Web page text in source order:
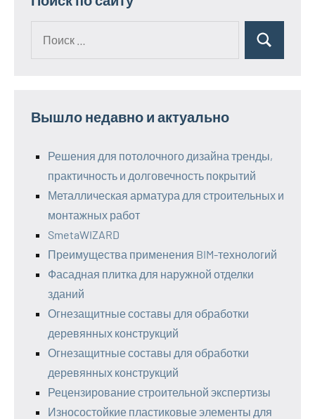
Поиск
Вышло недавно и актуально
Решения для потолочного дизайна тренды,
практичность и долговечность покрытий
Металлическая арматура для строительных и
монтажных работ
SmetaWIZARD
Преимущества применения BIM-технологий
Фасадная плитка для наружной отделки
зданий
Огнезащитные составы для обработки
деревянных конструкций
Огнезащитные составы для обработки
деревянных конструкций
Рецензирование строительной экспертизы
Износостойкие пластиковые элементы для